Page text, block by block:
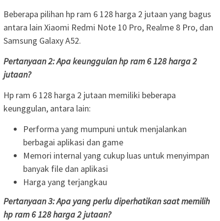
Beberapa pilihan hp ram 6 128 harga 2 jutaan yang bagus
antara lain Xiaomi Redmi Note 10 Pro, Realme 8 Pro, dan
Samsung Galaxy A52.
Pertanyaan 2: Apa keunggulan hp ram 6 128 harga 2
jutaan?
Hp ram 6 128 harga 2 jutaan memiliki beberapa
keunggulan, antara lain:
Performa yang mumpuni untuk menjalankan
berbagai aplikasi dan game
Memori internal yang cukup luas untuk menyimpan
banyak file dan aplikasi
Harga yang terjangkau
Pertanyaan 3: Apa yang perlu diperhatikan saat memilih
hp ram 6 128 harga 2 jutaan?